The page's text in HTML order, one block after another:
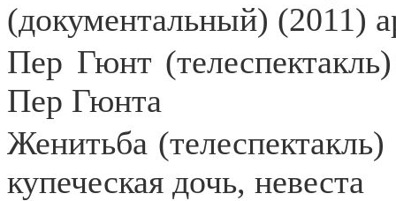
(документальный) (2011)
Пер Гюнт
Пер Гюнта
Женитьба
купеческая дочь, невеста